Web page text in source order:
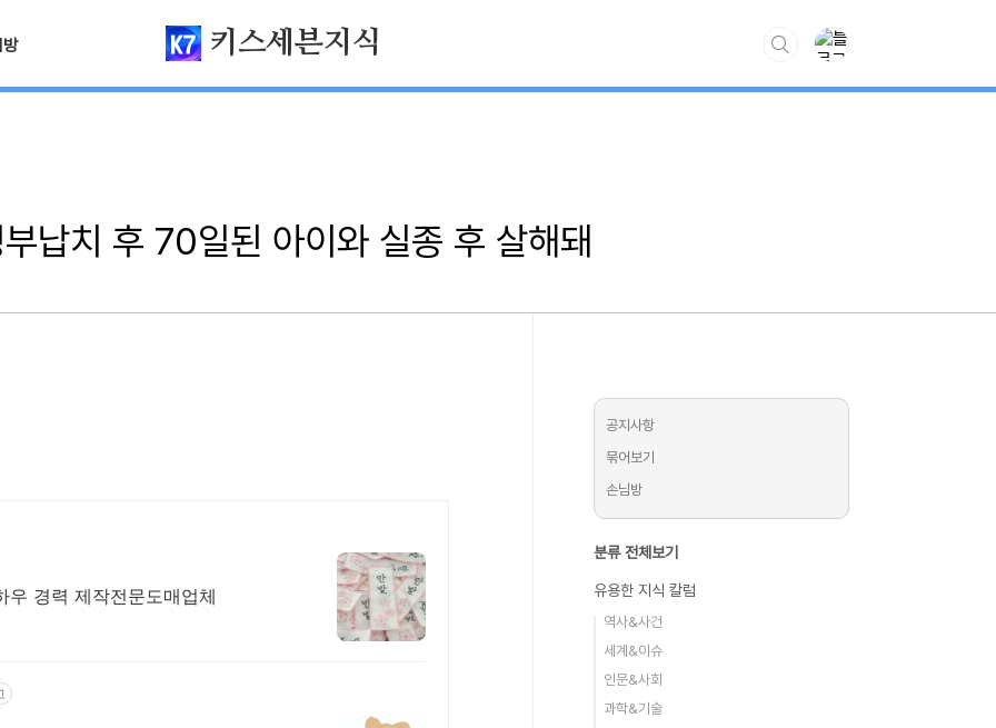
키스세븐지식
납치 후 70일된 아이와 실종 후 살해돼
경력 제작전문도매업체
공지사항
묶어보기
손님방
분류 전체보기
유용한 지식 칼럼
역사&사건
세계&이슈
인문&사회
과학&기술